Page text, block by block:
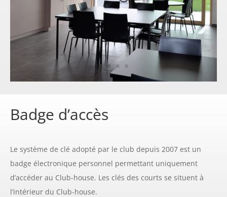
Badge d’accès
Le système de clé adopté par le club depuis 2007 est un
badge électronique personnel permettant uniquement
d’accéder au Club-house. Les clés des courts se situent à
l’intérieur du Club-house.